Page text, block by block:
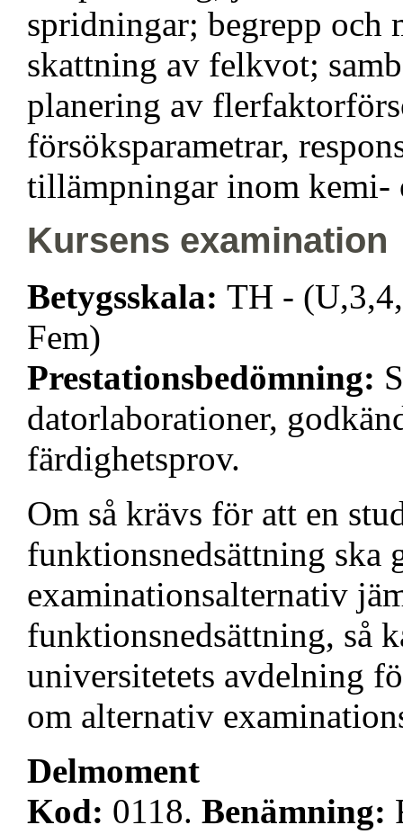
spridningar; begrepp
skattning av felkvot;
planering av
försöksparametrar,
tillämpningar inom kemi-
Kursens examination
Betygsskala: TH -
Fem)
Prestationsbedömning:
datorlaborationer,
färdighetsprov.
Om så krävs för att en
funktionsnedsättning ska
examinationsalternativ
funktionsnedsättning, så
universitetets avdelning
om alternativ
Delmoment
Kod: 0118. Benämning: